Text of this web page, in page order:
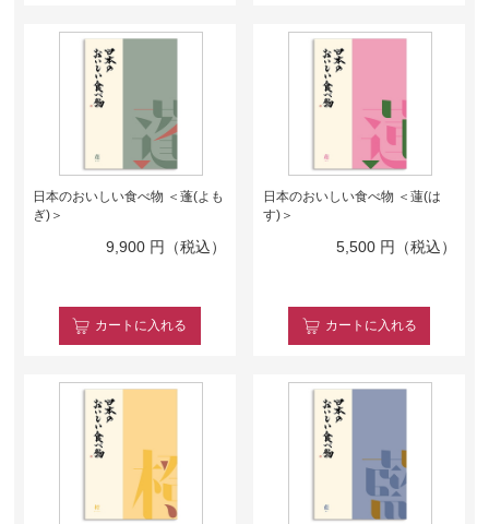
日本のおいしい食べ物 ＜蓬(よも
ぎ)＞
9,900 円（税込）
カート に入れる
日本のおいしい食べ物 ＜蓮(は
す)＞
5,500 円（税込）
カート に入れる